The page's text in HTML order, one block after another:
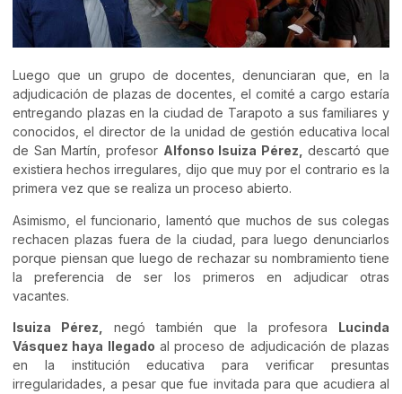
Luego que un grupo de docentes, denunciaran que, en la
adjudicación de plazas de docentes, el comité a cargo estaría
entregando plazas en la ciudad de Tarapoto a sus familiares y
conocidos, el director de la unidad de gestión educativa local
de San Martín, profesor Alfonso Isuiza Pérez, descartó que
existiera hechos irregulares, dijo que muy por el contrario es la
primera vez que se realiza un proceso abierto.
Asimismo, el funcionario, lamentó que muchos de sus colegas
rechacen plazas fuera de la ciudad, para luego denunciarlos
porque piensan que luego de rechazar su nombramiento tiene
la preferencia de ser los primeros en adjudicar otras
vacantes.
Isuiza Pérez, negó también que la profesora Lucinda
Vásquez haya llegado al proceso de adjudicación de plazas
en la institución educativa para verificar presuntas
irregularidades, a pesar que fue invitada para que acudiera al